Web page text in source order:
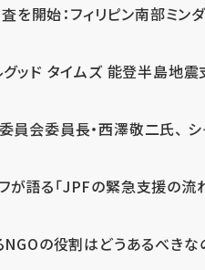
を開始：フィリピン南部ミ
ッド タイムズ 能登半島地震
会委員長・西澤敬二氏、 シ
フが語る「JPFの緊急支援の流
NGOの役割はどうあるべき